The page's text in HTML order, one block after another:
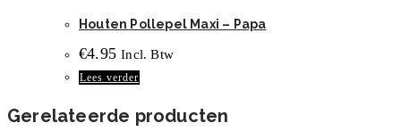
Houten Pollepel Maxi – Papa
€4.95 Incl. Btw
Lees verder
Gerelateerde producten